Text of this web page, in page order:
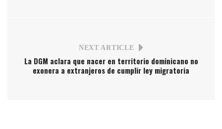
NEXT ARTICLE
La DGM aclara que nacer en territorio dominicano no
exonera a extranjeros de cumplir ley migratoria